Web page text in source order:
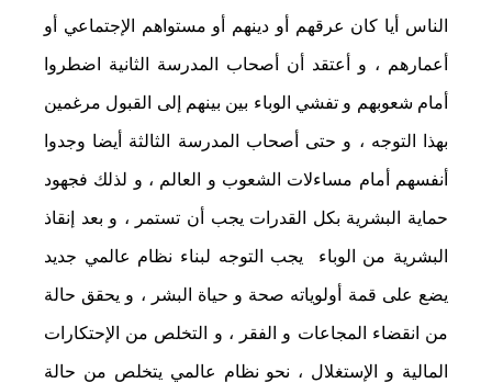
الناس أيا كان عرقهم أو دينهم أو مستواهم الإجتماعي أو
أعمارهم ، و أعتقد أن أصحاب المدرسة الثانية اضطروا
أمام شعوبهم و تفشي الوباء بين بينهم إلى القبول مرغمين
بهذا التوجه ، و حتى أصحاب المدرسة الثالثة أيضا وجدوا
أنفسهم أمام مساءلات الشعوب و العالم ، و لذلك فجهود
حماية البشرية بكل القدرات يجب أن تستمر ، و بعد إنقاذ
البشرية من الوباء يجب التوجه لبناء نظام عالمي جديد
يضع على قمة أولوياته صحة و حياة البشر ، و يحقق حالة
من انقضاء المجاعات و الفقر ، و التخلص من الإحتكارات
المالية و الإستغلال ، نحو نظام عالمي يتخلص من حالة